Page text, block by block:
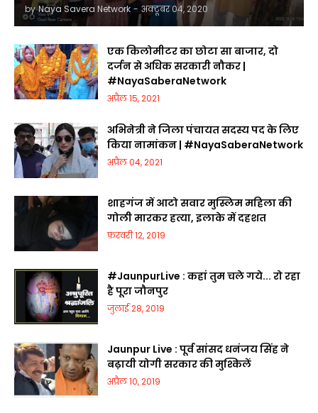
by Naya Savera Network - अक्टूबर 04, 2020
एक किलोमीटर का छोटा सा बाजार, दो
दर्जन से अधिक सरकारी नौकर |
#NayaSaberaNetwork
अप्रैल 15, 2021
अभिनेत्री ने जिला पंचायत सदस्य पद के लिए
किया नामांकन | #NayaSaberaNetwork
अप्रैल 04, 2021
शाहगंज में आटो सवार मुस्लिम महिला की
गोली मारकर हत्या, इलाके में दहशत
फ़रवरी 12, 2019
#JaunpurLive : कहां तुम चले गये... रो रहा
है पूरा जौनपुर
जुलाई 28, 2019
Jaunpur Live : पूर्व सांसद धनंजय सिंह ने
बढ़ायी योगी सरकार की मुश्किलें
अप्रैल 10, 2019